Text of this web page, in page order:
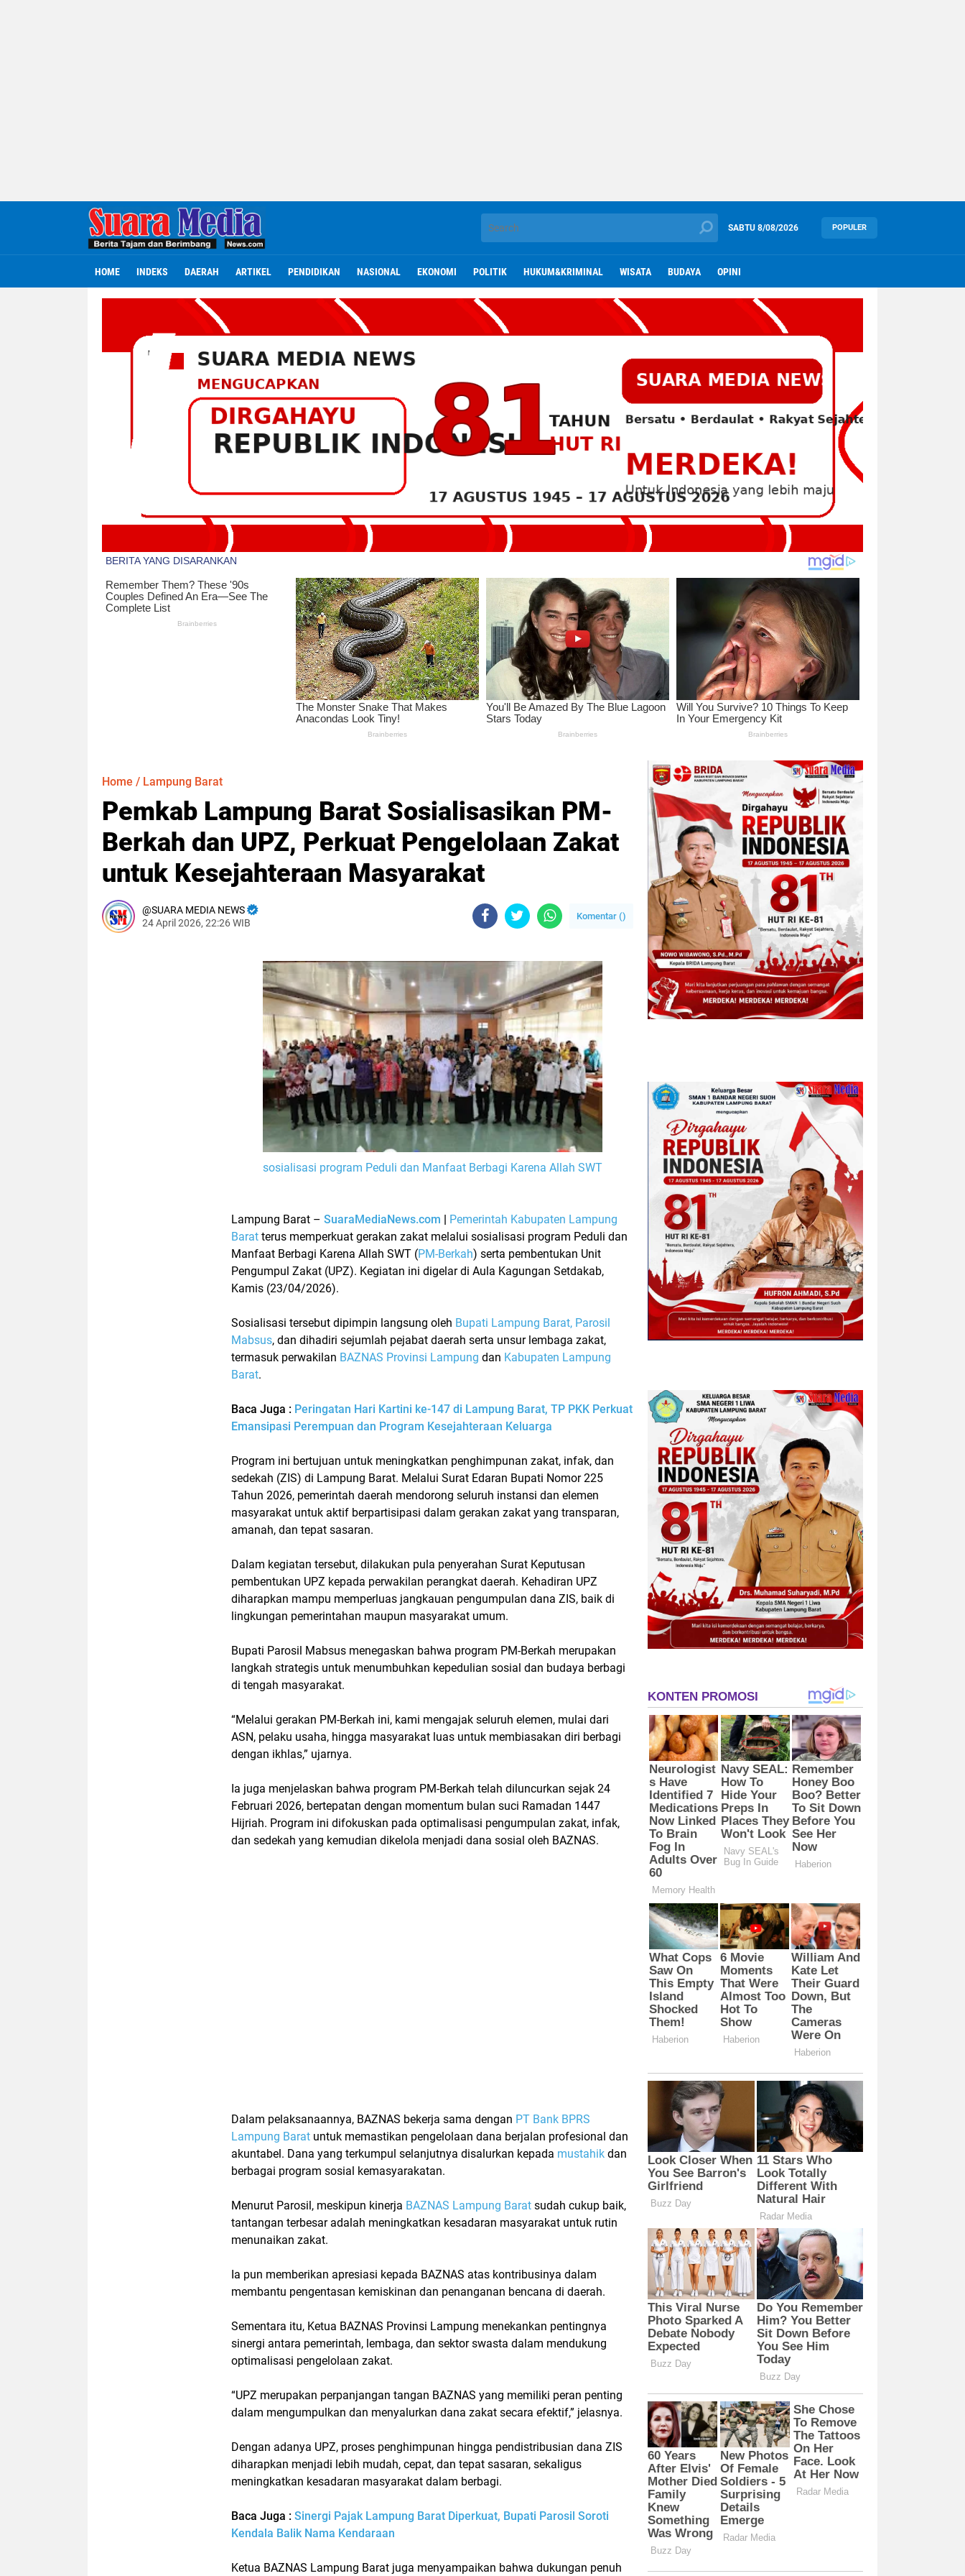
SABTU 8/08/2026 POPULER
HOME INDEKS DAERAH ARTIKEL PENDIDIKAN NASIONAL EKONOMI POLITIK HUKUM&KRIMINAL WISATA BUDAYA OPINI
Home / Lampung Barat
Pemkab Lampung Barat Sosialisasikan PM-
Berkah dan UPZ, Perkuat Pengelolaan Zakat
untuk Kesejahteraan Masyarakat
SUARA MEDIA NEWS
24 April 2026, 22:26 WIB
Komentar ()
sosialisasi program Peduli dan Manfaat Berbagi Karena Allah SWT
Lampung Barat – SuaraMediaNews.com | Pemerintah Kabupaten Lampung
Barat terus memperkuat gerakan zakat melalui sosialisasi program Peduli dan
Manfaat Berbagi Karena Allah SWT (PM-Berkah) serta pembentukan Unit
Pengumpul Zakat (UPZ). Kegiatan ini digelar di Aula Kagungan Setdakab,
Kamis (23/04/2026).
Sosialisasi tersebut dipimpin langsung oleh Bupati Lampung Barat, Parosil
Mabsus, dan dihadiri sejumlah pejabat daerah serta unsur lembaga zakat,
termasuk perwakilan BAZNAS Provinsi Lampung dan Kabupaten Lampung
Barat.
Baca Juga : Peringatan Hari Kartini ke-147 di Lampung Barat, TP PKK Perkuat
Emansipasi Perempuan dan Program Kesejahteraan Keluarga
Program ini bertujuan untuk meningkatkan penghimpunan zakat, infak, dan
sedekah (ZIS) di Lampung Barat. Melalui Surat Edaran Bupati Nomor 225
Tahun 2026, pemerintah daerah mendorong seluruh instansi dan elemen
masyarakat untuk aktif berpartisipasi dalam gerakan zakat yang transparan,
amanah, dan tepat sasaran.
Dalam kegiatan tersebut, dilakukan pula penyerahan Surat Keputusan
pembentukan UPZ kepada perwakilan perangkat daerah. Kehadiran UPZ
diharapkan mampu memperluas jangkauan pengumpulan dana ZIS, baik di
lingkungan pemerintahan maupun masyarakat umum.
Bupati Parosil Mabsus menegaskan bahwa program PM-Berkah merupakan
langkah strategis untuk menumbuhkan kepedulian sosial dan budaya berbagi
di tengah masyarakat.
“Melalui gerakan PM-Berkah ini, kami mengajak seluruh elemen, mulai dari
ASN, pelaku usaha, hingga masyarakat luas untuk membiasakan diri berbagi
dengan ikhlas,” ujarnya.
Ia juga menjelaskan bahwa program PM-Berkah telah diluncurkan sejak 24
Februari 2026, bertepatan dengan momentum bulan suci Ramadan 1447
Hijriah. Program ini difokuskan pada optimalisasi pengumpulan zakat, infak,
dan sedekah yang kemudian dikelola menjadi dana sosial oleh BAZNAS.
Dalam pelaksanaannya, BAZNAS bekerja sama dengan PT Bank BPRS
Lampung Barat untuk memastikan pengelolaan dana berjalan profesional dan
akuntabel. Dana yang terkumpul selanjutnya disalurkan kepada mustahik dan
berbagai program sosial kemasyarakatan.
Menurut Parosil, meskipun kinerja BAZNAS Lampung Barat sudah cukup baik,
tantangan terbesar adalah meningkatkan kesadaran masyarakat untuk rutin
menunaikan zakat.
Ia pun memberikan apresiasi kepada BAZNAS atas kontribusinya dalam
membantu pengentasan kemiskinan dan penanganan bencana di daerah.
Sementara itu, Ketua BAZNAS Provinsi Lampung menekankan pentingnya
sinergi antara pemerintah, lembaga, dan sektor swasta dalam mendukung
optimalisasi pengelolaan zakat.
“UPZ merupakan perpanjangan tangan BAZNAS yang memiliki peran penting
dalam mengumpulkan dan menyalurkan dana zakat secara efektif,” jelasnya.
Dengan adanya UPZ, proses penghimpunan hingga pendistribusian dana ZIS
diharapkan menjadi lebih mudah, cepat, dan tepat sasaran, sekaligus
meningkatkan kesadaran masyarakat dalam berbagi.
Baca Juga : Sinergi Pajak Lampung Barat Diperkuat, Bupati Parosil Soroti
Kendala Balik Nama Kendaraan
Ketua BAZNAS Lampung Barat juga menyampaikan bahwa dukungan penuh